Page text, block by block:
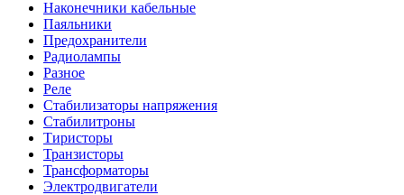
Наконечники кабельные
Паяльники
Предохранители
Радиолампы
Разное
Реле
Стабилизаторы напряжения
Стабилитроны
Тиристоры
Транзисторы
Трансформаторы
Электродвигатели